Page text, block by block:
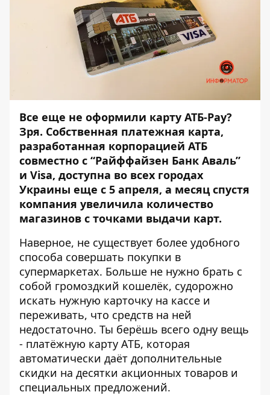
Все еще не оформили карту АТБ-Pay?
Зря. Собственная платежная карта,
разработанная корпорацией АТБ
совместно с “Райффайзен Банк Аваль”
и Visa, доступна во всех городах
Украины еще с 5 апреля, а месяц спустя
компания увеличила количество
магазинов с точками выдачи карт.
Наверное, не существует более удобного
способа совершать покупки в
супермаркетах. Больше не нужно брать с
собой громоздкий кошелёк, судорожно
искать нужную карточку на кассе и
переживать, что средств на ней
недостаточно. Ты берёшь всего одну вещь
- платёжную карту АТБ, которая
автоматически даёт дополнительные
скидки на десятки акционных товаров и
специальных предложений.